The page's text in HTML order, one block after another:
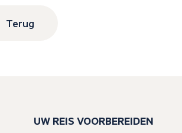
Terug
UW REIS VOORBEREIDEN